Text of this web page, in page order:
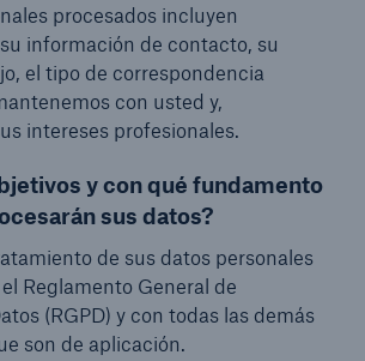
procesados incluyen
información de contacto, su
el tipo de correspondencia
con usted y,
intereses profesionales.
y con qué fundamento
sus datos?
de sus datos personales
Reglamento General de
(RGPD) y con todas las demás
son de aplicación.